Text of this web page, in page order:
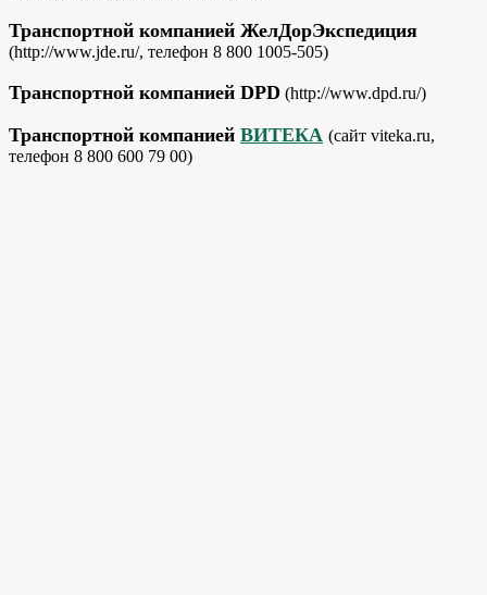
Транспортной компанией ЖелДорЭкспедиция
(http://www.jde.ru/, телефон 8 800 1005-505)
Транспортной компанией DPD (http://www.dpd.ru/)
Транспортной компанией ВИТЕКА (сайт viteka.ru,
телефон 8 800 600 79 00)